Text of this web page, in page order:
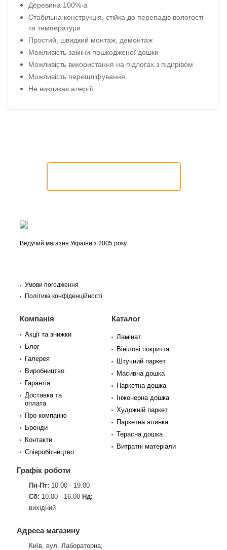
Деревина 100%-а
Стабільна конструкція, стійка до перепадів вологості
та температури
Простий, швидкий монтаж, демонтаж
Можливість заміни пошкодженої дошки
Можливість використання на підлогах з підігрівом
Можливість перешліфування
Не викликає алергії
Ведучий магазин України з 2005 року
Умови погодження
Політика конфіденційності
Компанія
Акції та знижки
Блог
Галерея
Виробництво
Гарантія
Доставка та
оплата
Про компанію
Бренди
Контакти
Співробітництво
Каталог
Ламінат
Вінілові покриття
Штучний паркет
Масивна дошка
Паркетна дошка
Інженерна дошка
Художній паркет
Паркетна ялинка
Терасна дошка
Витратні матеріали
Графік роботи
Пн-Пт: 10.00 - 19.00
Сб: 10.00 - 16.00 Нд:
вихідний
Адреса магазину
Київ, вул. Лабораторна,